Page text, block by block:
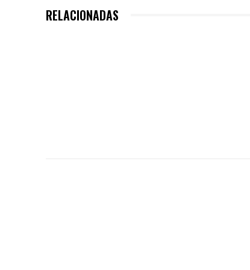
RELACIONADAS